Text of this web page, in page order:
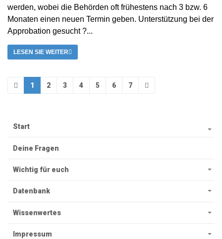
werden, wobei die Behörden oft frühestens nach 3 bzw. 6
Monaten einen neuen Termin geben. Unterstützung bei der
Approbation gesucht ?...
LESEN SIE WEITER
1 2 3 4 5 6 7
Start
Deine Fragen
Wichtig für euch
Datenbank
Wissenwertes
Impressum